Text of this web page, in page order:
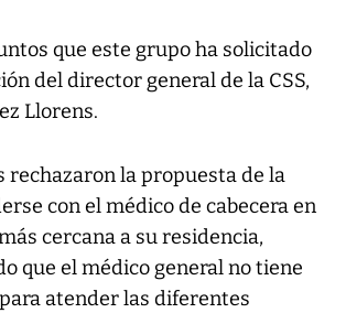
que este grupo ha solicitado
del director general de la CSS,
Llorens.
rechazaron la propuesta de la
con el médico de cabecera en
cercana a su residencia,
que el médico general no tiene
atender las diferentes